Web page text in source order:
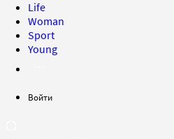
Life
Woman
Sport
Young
Войти